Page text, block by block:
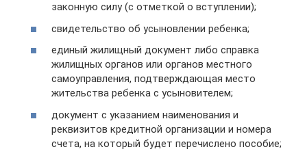
законную силу (с отметкой о вступлении);
свидетельство об усыновлении ребенка;
единый жилищный документ либо справка
жилищных органов или органов местного
самоуправления, подтверждающая место
жительства ребенка с усыновителем;
документ с указанием наименования и
реквизитов кредитной организации и номера
счета, на который будет перечислено пособие;